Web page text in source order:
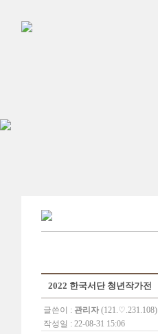
2022 한국서단 청년작가전
글쓴이 : 관리자 (121.♡.231.108)
작성일 : 22-08-31 15:06